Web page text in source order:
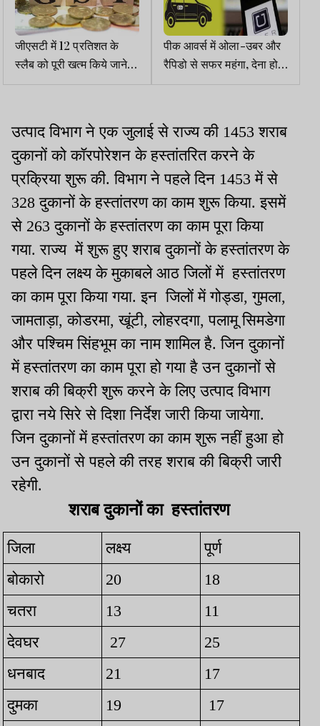
जीएसटी में 12 प्रतिशत के
स्लैब को पूरी खत्म किये जाने
पर मंथन, 5 फीसदी किये जाने
पीक आवर्स में ओला-उबर और
रैपिडो से सफर महंगा, देना होगा
2 गुना किराया
उत्पाद विभाग ने एक जुलाई से राज्य की 1453 शराब
दुकानों को कॉरपोरेशन के हस्तांतरित करने के
प्रक्रिया शुरू की. विभाग ने पहले दिन 1453 में से
328 दुकानों के हस्तांतरण का काम शुरू किया. इसमें
से 263 दुकानों के हस्तांतरण का काम पूरा किया
गया. राज्य में शुरू हुए शराब दुकानों के हस्तांतरण के
पहले दिन लक्ष्य के मुकाबले आठ जिलों में हस्तांतरण
का काम पूरा किया गया. इन जिलों में गोड्डा, गुमला,
जामताड़ा, कोडरमा, खूंटी, लोहरदगा, पलामू सिमडेगा
और पश्चिम सिंहभूम का नाम शामिल है. जिन दुकानों
में हस्तांतरण का काम पूरा हो गया है उन दुकानों से
शराब की बिक्री शुरू करने के लिए उत्पाद विभाग
द्वारा नये सिरे से दिशा निर्देश जारी किया जायेगा.
जिन दुकानों में हस्तांतरण का काम शुरू नहीं हुआ हो
उन दुकानों से पहले की तरह शराब की बिक्री जारी
रहेगी.
शराब दुकानों का हस्तांतरण
जिला लक्ष्य
पूर्ण
बोकारो
20
18
चतरा
13
11
देवघर
27
25
धनबाद
21
17
दुमका
19
17